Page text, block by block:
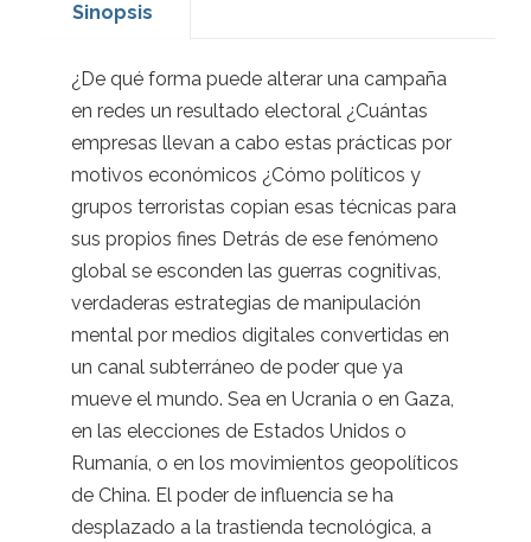
Sinopsis
¿De qué forma puede alterar una campaña
en redes un resultado electoral ¿Cuántas
empresas llevan a cabo estas prácticas por
motivos económicos ¿Cómo políticos y
grupos terroristas copian esas técnicas para
sus propios fines Detrás de ese fenómeno
global se esconden las guerras cognitivas,
verdaderas estrategias de manipulación
mental por medios digitales convertidas en
un canal subterráneo de poder que ya
mueve el mundo. Sea en Ucrania o en Gaza,
en las elecciones de Estados Unidos o
Rumanía, o en los movimientos geopolíticos
de China. El poder de influencia se ha
desplazado a la trastienda tecnológica, a